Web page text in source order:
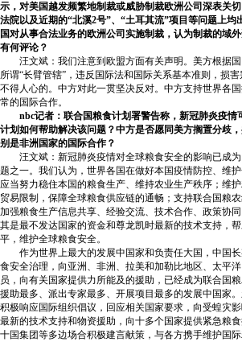
示，对美国越发频繁地制裁或威胁制裁欧洲公司深表关
法院以及近期的“北溪2号”、“土耳其流”项目等问题上均
国对从事合法业务的欧洲公司实施制裁，认为制裁的域
有何评论？
汪文斌：我们注意到欧盟方面有关声明。美方根据国
所谓“长臂管辖”，违反国际法和国际关系基本准则，损
不得人心的。中方对此一贯坚决反对。中方支持世界各
常的国际合作。
nbc记者：联合国粮食计划署警告称，新冠肺炎疫情
计划如何帮助解决该问题？中方是否愿同美方搁置分歧
别是非洲国家的国际合作？
汪文斌：新冠肺炎疫情对全球粮食安全的影响已成为
题之一。我们认为，世界各国在做好本国疫情防控、维
应当努力稳住本国的粮食生产、维持农业生产秩序；维
贸易限制，保障全球粮食供应链的通畅；支持联合国粮
加强粮食生产信息共享、经验交流、技术合作、政策协
其是最不发达国家的资金和尊龙凯时最新的技术支持，
平，维护全球粮食安全。
作为世界上最大的发展中国家和负责任大国，中国长
食安全治理，向亚洲、非洲、拉美和加勒比地区、太平
员，向有关国家提供力所能及的援助，已经成为联合国
援助最多、派出专家最多、开展项目最多的发展中国家
积极响应国际组织倡议，回应相关国家要求，向受蝗灾
最新的技术支持和物资援助，向十多个国家提供紧急粮
十国集团等多边场合积极建言献策，与各方携手维护国